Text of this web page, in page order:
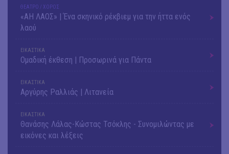
ΘΕΑΤΡΟ / ΧΟΡΟΣ
«ΑΗ ΛΑΟΣ» | Ένα σκηνικό ρέκβιεμ για την ήττα ενός
λαού
ΕΙΚΑΣΤΙΚΑ
Ομαδική έκθεση | Προσωρινά για Πάντα
ΕΙΚΑΣΤΙΚΑ
Αργύρης Ραλλιάς | Λιτανεία
ΕΙΚΑΣΤΙΚΑ
Θανάσης Λάλας-Κώστας Τσόκλης - Συνομιλώντας με
εικόνες και λέξεις